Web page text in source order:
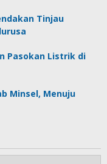
Tinjau
Pasokan Listrik di
Minsel, Menuju